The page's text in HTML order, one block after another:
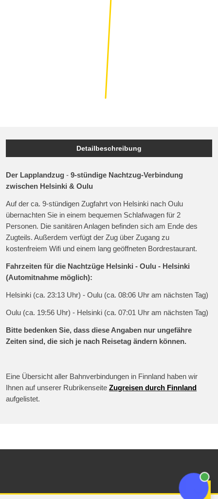
Detailbeschreibung
Der Lapplandzug -9-stündige Nachtzug-Verbindung
zwischen Helsinki & Oulu
Auf der ca. 9-stündigen Zugfahrt von Helsinki nach Oulu
übernachten Sie in einem bequemen Schlafwagen für 2
Personen. Die sanitären Anlagen befinden sich am Ende des
Zugteils. Außerdem verfügt der Zug über Zugang zu
kostenfreiem Wifi und einem lang geöffneten Bordrestaurant.
Fahrzeiten für die Nachtzüge Helsinki - Oulu - Helsinki
(Automitnahme möglich):
Helsinki (ca. 23:13 Uhr) - Oulu (ca. 08:06 Uhr am nächsten Tag)
Oulu (ca. 19:56 Uhr) - Helsinki (ca. 07:01 Uhr am nächsten Tag)
Bitte bedenken Sie, dass diese Angaben nur ungefähre
Zeiten sind, die sich je nach Reisetag ändern können.
Eine Übersicht aller Bahnverbindungen in Finnland haben wir
Ihnen auf unserer RubrikenseiteZugreisen durch Finnland
aufgelistet.